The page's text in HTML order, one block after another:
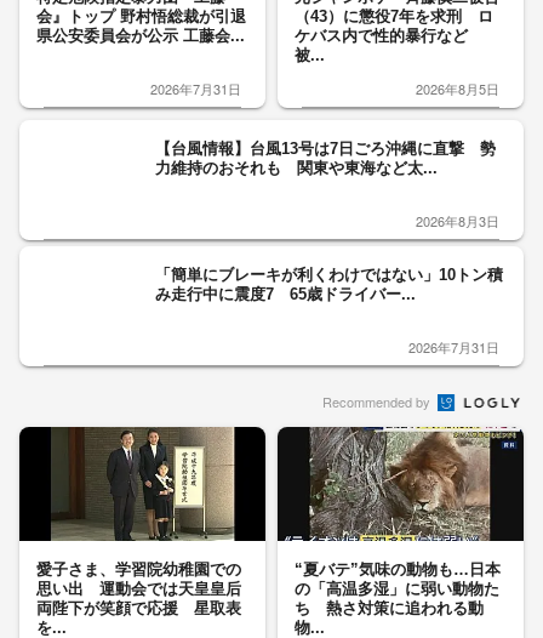
会』トップ 野村悟総裁が引退
県公安委員会が公示 工藤会...
2026年7月31日
（43）に懲役7年を求刑 ロ
ケバス内で性的暴行など
被...
2026年8月5日
【台風情報】台風13号は7日ごろ沖縄に直撃 勢
力維持のおそれも 関東や東海など太...
2026年8月3日
「簡単にブレーキが利くわけではない」10トン積
み走行中に震度7 65歳ドライバー...
2026年7月31日
Recommended by
愛子さま、学習院幼稚園での
思い出 運動会では天皇皇后
両陛下が笑顔で応援 星取表
を...
“夏バテ”気味の動物も…日本
の「高温多湿」に弱い動物た
ち 熱さ対策に追われる動
物...